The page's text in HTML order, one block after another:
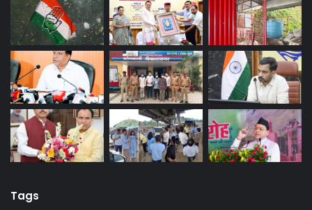
Tags